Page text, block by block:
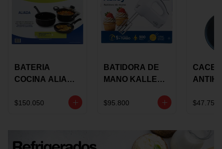
BATERIA
COCINA ALIADA
PIEZAS
$150.050
BATIDORA DE
MANO KALLEY
VELOCIDADES
$95.800
TAPA
$47.750